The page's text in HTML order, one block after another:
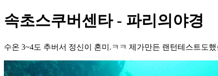
속초스쿠버센타 - 파리의야경
수온 3~4도 추버서 정신이 혼미.ㅋㅋ 제가만든 랜턴테스트도